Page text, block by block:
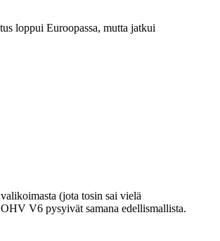
loppui Euroopassa, mutta jatkui
(jota tosin sai vielä
V6 pysyivät samana edellismallista.